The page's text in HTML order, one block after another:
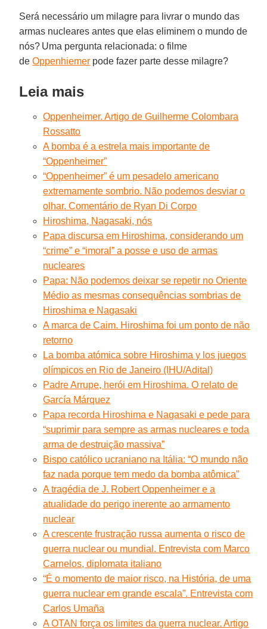
Será necessário um milagre para livrar o mundo das
armas nucleares antes que elas eliminem o mundo de
nós? Uma pergunta relacionada: o filme
deOppenhiemer pode fazer parte desse milagre?
Leia mais
Oppenheimer. Artigo de Guilherme Colombara
Rossatto
A bomba é a estrela mais importante de
“Oppenheimer”
“Oppenheimer” é um pesadelo americano
extremamente sombrio. Não podemos desviar o
olhar. Comentário de Ryan Di Corpo
Hiroshima, Nagasaki, nós
Papa discursa em Hiroshima, considerando um
“crime” e “imoral” a posse e uso de armas
nucleares
Papa: Não podemos deixar se repetir no Oriente
Médio as mesmas consequências sombrias de
Hiroshima e Nagasaki
A marca de Caim. Hiroshima foi um ponto de não
retorno
La bomba atómica sobre Hiroshima y los juegos
olímpicos en Rio de Janeiro (IHU/Adital)
Padre Arrupe, herói em Hiroshima. O relato de
García Márquez
Papa recorda Hiroshima e Nagasaki e pede para
“suprimir para sempre as armas nucleares e toda
arma de destruição massiva”
Bispo católico ucraniano na Itália: “O mundo não
faz nada porque tem medo da bomba atômica”
A tragédia de J. Robert Oppenheimer e a
atualidade do perigo inerente ao armamento
nuclear
A crescente frustração russa aumenta o risco de
guerra nuclear ou mundial. Entrevista com Marco
Carnelos, diplomata italiano
“É o momento de maior risco, na História, de uma
guerra nuclear em grande escala”. Entrevista com
Carlos Umaña
A OTAN força os limites da guerra nuclear. Artigo